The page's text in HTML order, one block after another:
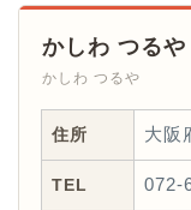
かしわ つるや
かしわ つるや
住所 大阪
TEL 072-